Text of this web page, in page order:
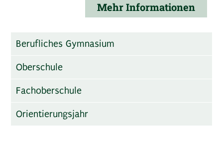
Mehr Informationen
Berufliches Gymnasium
Oberschule
Fachoberschule
Orientierungsjahr